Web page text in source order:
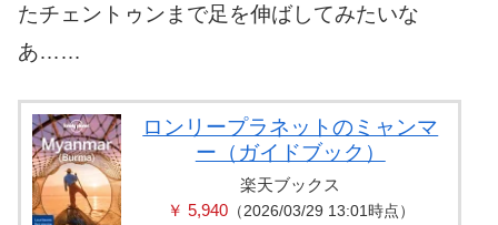
たチェントゥンまで足を伸ばしてみたいな
あ……
ロンリープラネットのミャンマ
ー（ガイドブック）
楽天ブックス
￥ 5,940（2026/03/29 13:01時点）